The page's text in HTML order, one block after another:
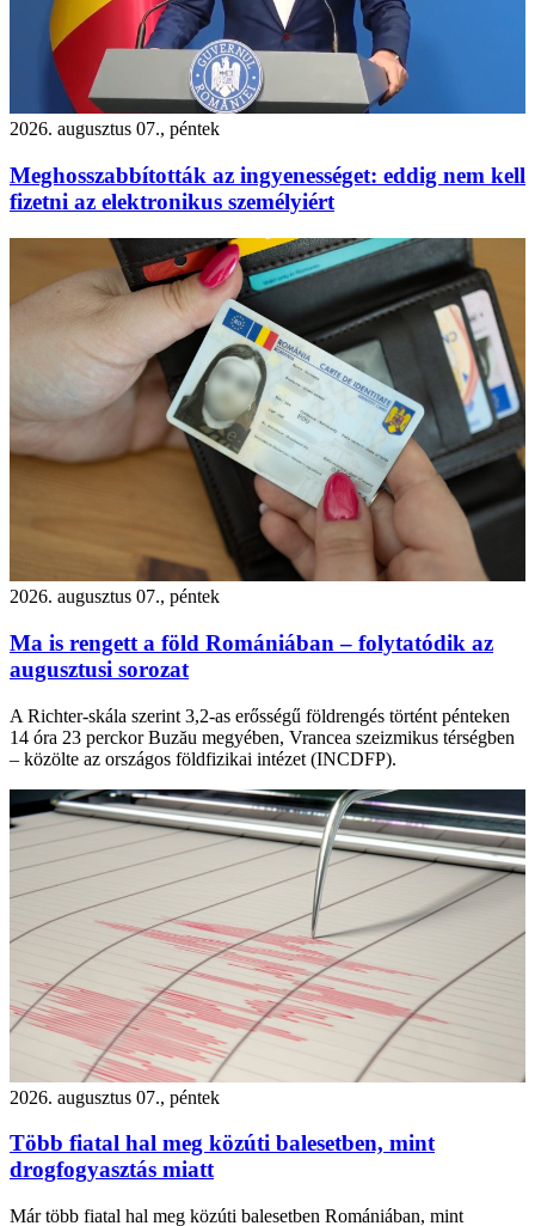
2026. augusztus 07., péntek
Meghosszabbították az ingyenességet: eddig nem kell
fizetni az elektronikus személyiért
2026. augusztus 07., péntek
Ma is rengett a föld Romániában – folytatódik az
augusztusi sorozat
A Richter-skála szerint 3,2-as erősségű földrengés történt pénteken
14 óra 23 perckor Buzău megyében, Vrancea szeizmikus térségben
– közölte az országos földfizikai intézet (INCDFP).
2026. augusztus 07., péntek
Több fiatal hal meg közúti balesetben, mint
drogfogyasztás miatt
Már több fiatal hal meg közúti balesetben Romániában, mint